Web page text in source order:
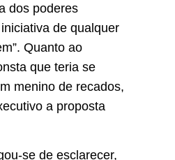
dos poderes
de qualquer
Quanto ao
que teria se
menino de recados,
a proposta
se de esclarecer,